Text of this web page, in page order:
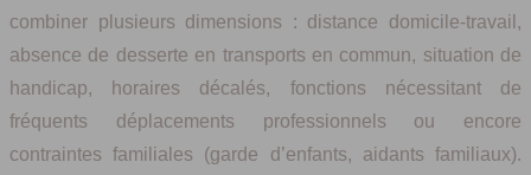
combiner plusieurs dimensions : distance domicile-travail,
absence de desserte en transports en commun, situation de
handicap, horaires décalés, fonctions nécessitant de
fréquents déplacements professionnels ou encore
contraintes familiales (garde d’enfants, aidants familiaux).